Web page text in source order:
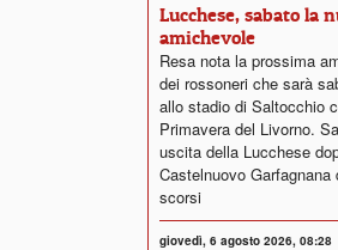
Lucchese, sabato la
amichevole
Resa nota la prossima
dei rossoneri che sarà
allo stadio di Saltocchio
Primavera del Livorno.
uscita della Lucchese
Castelnuovo Garfagnana
scorsi
giovedì, 6 agosto 2026, 08:28